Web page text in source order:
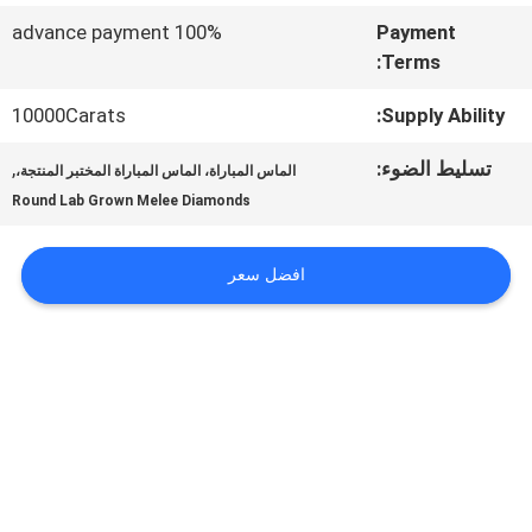
أخبار
حالات
Payment
Terms:
100% advance payment
Supply Ability:
10000Carats
تسليط الضوء: الماس المباراة، الماس المباراة المختبر المنتجة،,
Round Lab Grown Melee Diamonds
افضل سعر